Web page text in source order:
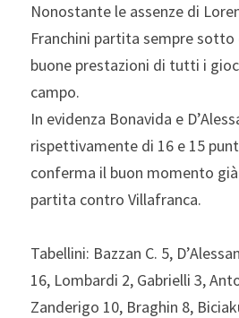
Nonostante le assenze di
Franchini partita sempre
buone prestazioni di tutti i
campo.
In evidenza Bonavida e
rispettivamente di 16 e 15
conferma il buon momento
partita contro Villafranca.
Tabellini: Bazzan C. 5,
16, Lombardi 2, Gabrielli 3,
Zanderigo 10, Braghin 8,